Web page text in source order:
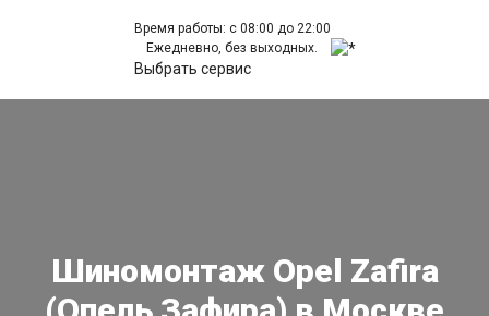
Время работы: с 08:00 до 22:00
Ежедневно, без выходных.
Выбрать сервис
Шиномонтаж Opel Zafira